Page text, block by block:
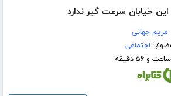
خیابان سرعت گیر ندارد
مریم جهانی
اجتماعی